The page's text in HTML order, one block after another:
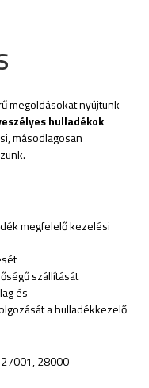
megoldásokat nyújtunk
hulladékok
másodlagosan
megfelelő kezelési
szállítását
és
a hulladékkezelő
28000